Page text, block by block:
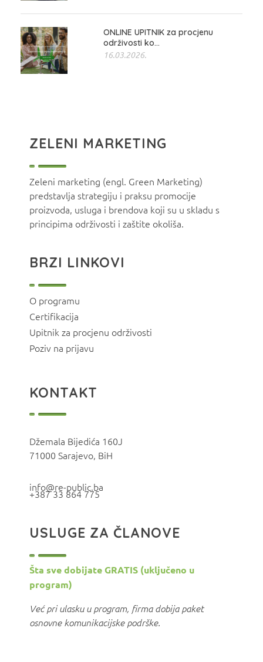
ONLINE UPITNIK za procjenu
održivosti ko...
16.03.2026.
ZELENI MARKETING
Zeleni marketing (engl. Green Marketing)
predstavlja strategiju i praksu promocije
proizvoda, usluga i brendova koji su u skladu s
principima održivosti i zaštite okoliša.
BRZI LINKOVI
O programu
Certifikacija
Upitnik za procjenu održivosti
Poziv na prijavu
KONTAKT
Džemala Bijedića 160J
71000 Sarajevo, BiH
info@re-public.ba
+387 33 864 775
USLUGE ZA ČLANOVE
Šta sve dobijate GRATIS (uključeno u
program)
Već pri ulasku u program, firma dobija paket
osnovne komunikacijske podrške.